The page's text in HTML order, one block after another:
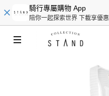
騎行專屬購物 App
陪你一起探索世界 下載享優惠